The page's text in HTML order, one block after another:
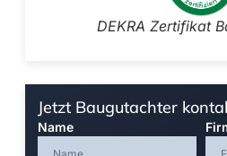
DEKRA Zertifikat
Jetzt Baugutachter
Name